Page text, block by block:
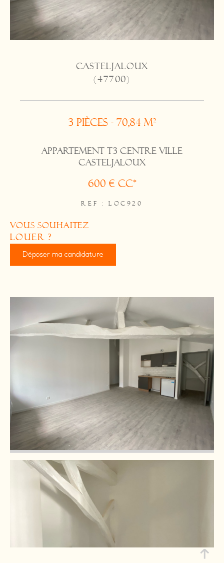
CASTELJALOUX
(47700)
3 pièces - 70,84 m²
APPARTEMENT T3 CENTRE VILLE
CASTELJALOUX
600 € CC*
REF : LOC920
vous souhaitez
louer ?
Déposer ma candidature